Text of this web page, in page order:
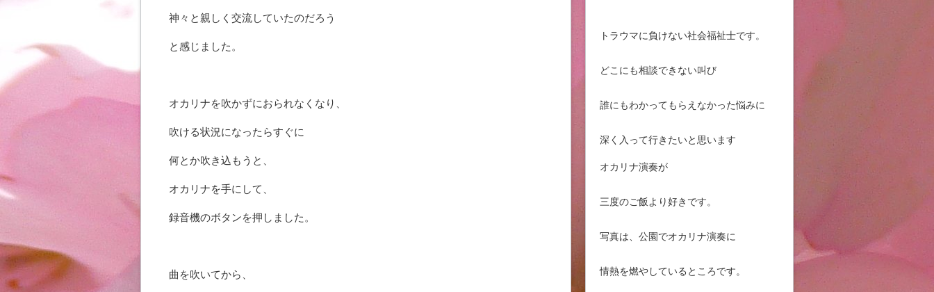
神々と親しく交流していたのだろう
と感じました。
オカリナを吹かずにおられなくなり、
吹ける状況になったらすぐに
何とか吹き込もうと、
オカリナを手にして、
録音機のボタンを押しました。
曲を吹いてから、
トラウマに負けない社会福祉士です。
どこにも相談できない叫び
誰にもわかってもらえなかった悩みに
深く入って行きたいと思います
オカリナ演奏が
三度のご飯より好きです。
写真は、公園でオカリナ演奏に
情熱を燃やしているところです。